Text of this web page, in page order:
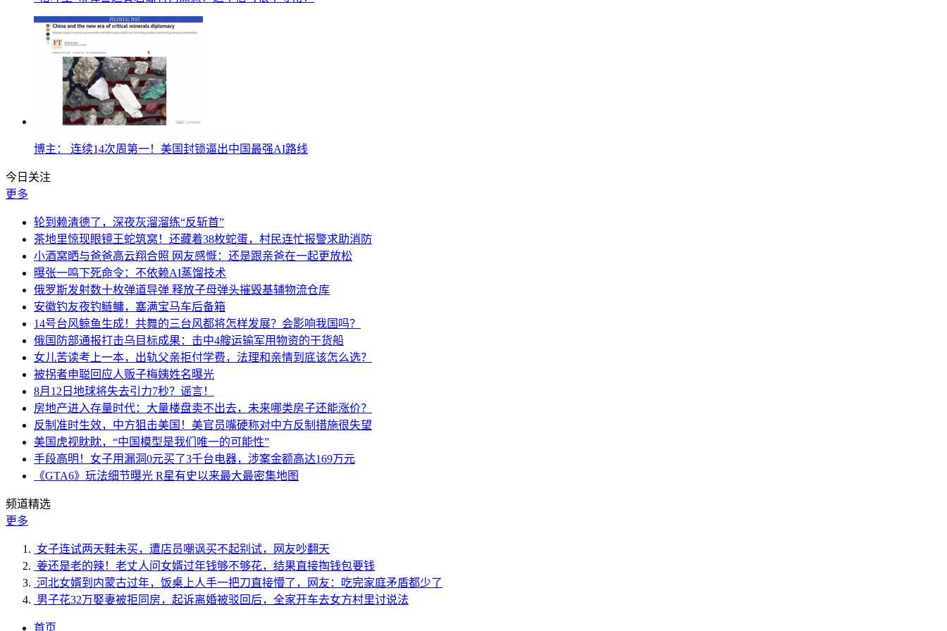
博主： 连续14次周第一！美国封锁逼出中国最强AI路线
今日关注
更多
轮到赖清德了，深夜灰溜溜练“反斩首”
茶地里惊现眼镜王蛇筑窝！还藏着38枚蛇蛋，村民连忙报警求助消防
小酒窝晒与爸爸高云翔合照 网友感慨：还是跟亲爸在一起更放松
曝张一鸣下死命令：不依赖AI蒸馏技术
俄罗斯发射数十枚弹道导弹 释放子母弹头摧毁基辅物流仓库
安徽钓友夜钓鲢鳙，塞满宝马车后备箱
14号台风鲸鱼生成！共舞的三台风都将怎样发展？会影响我国吗？
俄国防部通报打击乌目标成果：击中4艘运输军用物资的干货船
女儿苦读考上一本，出轨父亲拒付学费，法理和亲情到底该怎么选？
被拐者申聪回应人贩子梅姨姓名曝光
8月12日地球将失去引力7秒？谣言！
房地产进入存量时代：大量楼盘卖不出去，未来哪类房子还能涨价？
反制准时生效，中方狙击美国！美官员嘴硬称对中方反制措施很失望
美国虎视眈眈，“中国模型是我们唯一的可能性”
手段高明！女子用漏洞0元买了3千台电器，涉案金额高达169万元
《GTA6》玩法细节曝光 R星有史以来最大最密集地图
频道精选
更多
女子连试两天鞋未买，遭店员嘲讽买不起别试，网友吵翻天
姜还是老的辣！老丈人问女婿过年钱够不够花，结果直接掏钱包要钱
河北女婿到内蒙古过年，饭桌上人手一把刀直接懵了，网友：吃完家庭矛盾都少了
男子花32万娶妻被拒同房，起诉离婚被驳回后，全家开车去女方村里讨说法
首页